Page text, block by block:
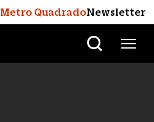
Metro QuadradoNewsletter